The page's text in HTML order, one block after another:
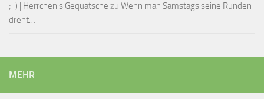
;-) | Herrchen's Gequatsche zu Wenn man Samstags seine Runden
dreht…
MEHR